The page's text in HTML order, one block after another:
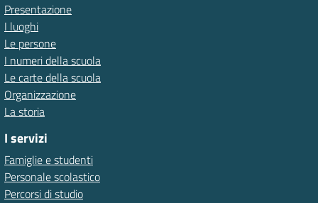
Presentazione
I luoghi
Le persone
I numeri della scuola
Le carte della scuola
Organizzazione
La storia
I servizi
Famiglie e studenti
Personale scolastico
Percorsi di studio